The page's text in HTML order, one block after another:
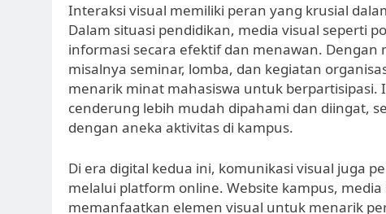
Interaksi visual memiliki peran yang krusial
Dalam situasi pendidikan, media visual seperti
informasi secara efektif dan menawan.
misalnya seminar, lomba, dan kegiatan
menarik minat mahasiswa untuk berpartisipasi.
cenderung lebih mudah dipahami dan diingat,
dengan aneka aktivitas di kampus.
Di era digital kedua ini, komunikasi visual juga
melalui platform online. Website kampus,
memanfaatkan elemen visual untuk menarik